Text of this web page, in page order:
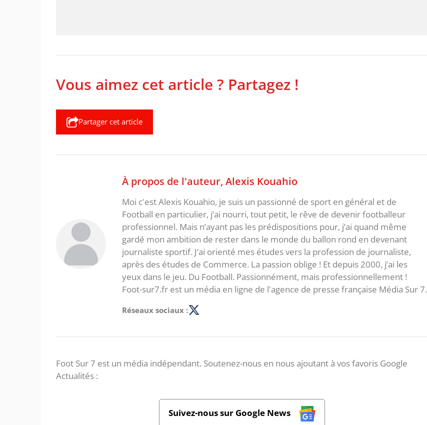
Vous aimez cet article ? Partagez !
Partager cet article
À propos de l'auteur, Alexis Kouahio
Moi c'est Alexis Kouahio, je suis un passionné de sport en général et de
Football en particulier, j’ai nourri, tout petit, le rêve de devenir footballeur
professionnel. Mais n’ayant pas les prédispositions pour, j’ai quand même
gardé mon ambition de rester dans le monde du ballon rond en devenant
journaliste sportif. J’ai orienté mes études vers la profession de journaliste,
après des études de Commerce. La passion oblige ! Et depuis 2000, j’ai les
yeux dans le jeu. Du Football. Passionnément, mais professionnellement !
Foot-sur7.fr est un média en ligne de l'agence de presse française Média Sur 7.
Réseaux sociaux :
Foot Sur 7 est un média indépendant. Soutenez-nous en nous ajoutant à vos favoris Google
Actualités :
Suivez-nous sur Google News